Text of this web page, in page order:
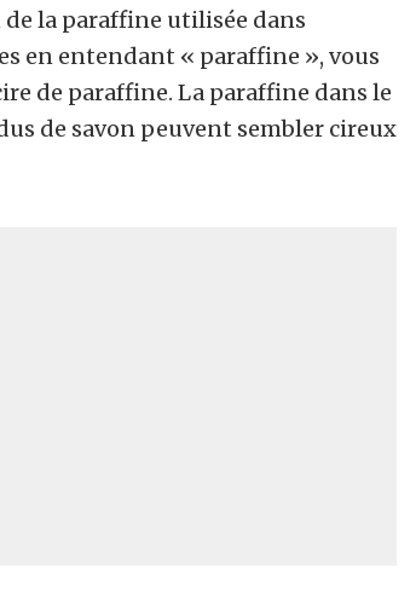
la paraffine utilisée dans
en entendant « paraffine », vous
de paraffine. La paraffine dans le
de savon peuvent sembler cireux